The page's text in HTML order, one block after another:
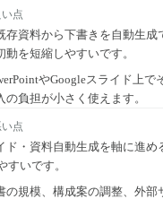
点
存資料から下書きを自動生成
動を短縮しやすいです。
やGoogleスライド上で
の負担が小さく使えます。
点
ド・資料自動生成を軸に進め
すいです。
の規模、構成案の調整、外部